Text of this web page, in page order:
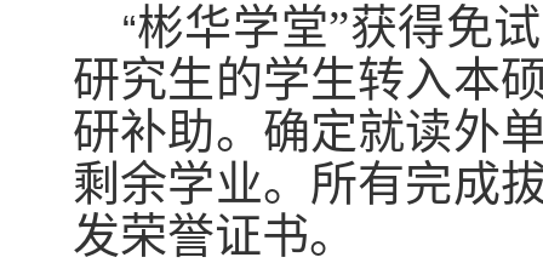
“彬华学堂”获得免
研究生的学生转入本
研补助。确定就读外
剩余学业。所有完成
发荣誉证书。